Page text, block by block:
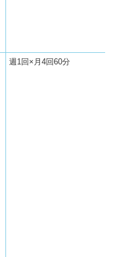
週1回×月4回60分